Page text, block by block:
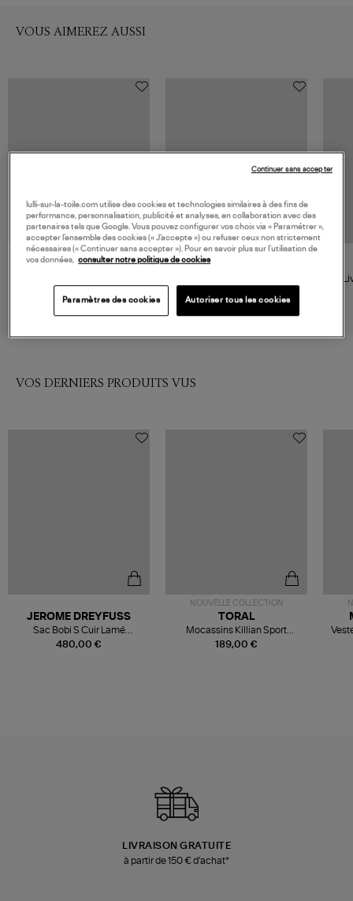
VOUS AIMEREZ AUSSI
ASSOULINE ASSOULINE
VOS DERNIERS PRODUITS VUS
480,00 €
JEROME DREYFUSS
Sac Bobi S Cuir Lamé
Champagne
NOUVELLE COLLECTION
189,00 €
TORAL
Mocassins Killian Sport
Mousse
LIVRAISON GRATUITE
à partir de 150 € d'achat*
lulli-sur-la-toile.com utilise des cookies et technologies similaires à des fins de
performance, personnalisation, publicité et analyses, en collaboration avec des
partenaires tels que Google. Vous pouvez configurer vos choix via « Paramétrer »,
accepter l’ensemble des cookies (« J’accepte ») ou refuser ceux non strictement
nécessaires (« Continuer sans accepter »). Pour en savoir plus sur l’utilisation de
vos données,
consulter notre politique de cookies
Paramètres des cookies Autoriser tous les cookies
Continuer sans accepter